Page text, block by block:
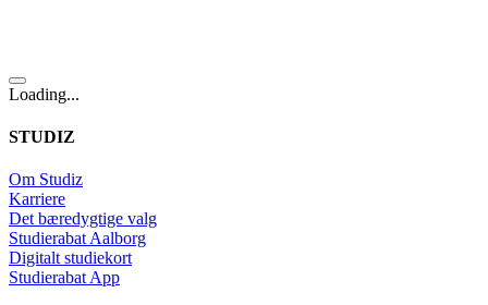
Loading...
STUDIZ
Om Studiz
Karriere
Det bæredygtige valg
Studierabat Aalborg
Digitalt studiekort
Studierabat App